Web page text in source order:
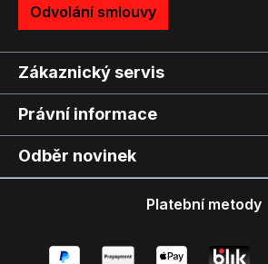
Odvolání smlouvy
Zákaznický servis
Právní informace
Odběr novinek
Platební metody